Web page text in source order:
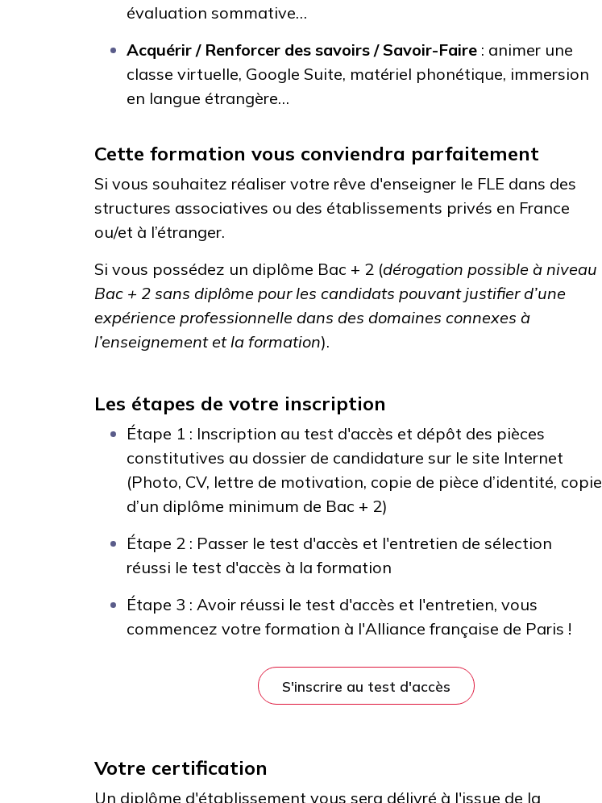
évaluation sommative…
Acquérir / Renforcer des savoirs / Savoir-Faire : animer une
classe virtuelle, Google Suite, matériel phonétique, immersion
en langue étrangère…
Cette formation vous conviendra parfaitement
Si vous souhaitez réaliser votre rêve d'enseigner le FLE dans des
structures associatives ou des établissements privés en France
ou/et à l’étranger.
Si vous possédez un diplôme Bac + 2 (dérogation possible à niveau
Bac + 2 sans diplôme pour les candidats pouvant justifier d’une
expérience professionnelle dans des domaines connexes à
l’enseignement et la formation).
Les étapes de votre inscription
Étape 1 : Inscription au test d'accès et dépôt des pièces
constitutives au dossier de candidature sur le site Internet
(Photo, CV, lettre de motivation, copie de pièce d’identité, copie
d’un diplôme minimum de Bac + 2)
Étape 2 : Passer le test d'accès et l'entretien de sélection
réussi le test d'accès à la formation
Étape 3 : Avoir réussi le test d'accès et l'entretien, vous
commencez votre formation à l'Alliance française de Paris !
S'inscrire au test d'accès
Votre certification
Un diplôme d'établissement vous sera délivré à l'issue de la